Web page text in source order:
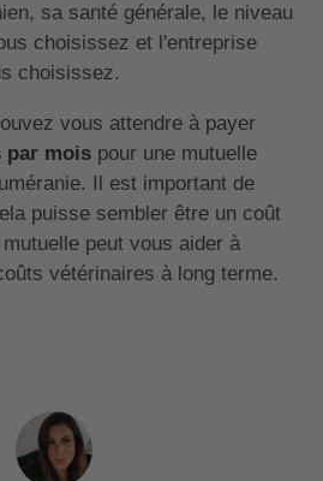
sa santé générale, le niveau
choisissez et l'entreprise
choisissez.
vous attendre à payer
par moispour une mutuelle
Il est important de
puisse sembler être un coût
peut vous aider à
vétérinaires à long terme.